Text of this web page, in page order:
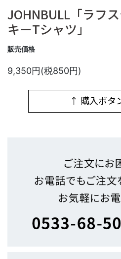
JOHNBULL「ラフ
キーTシャツ」
販売価格
9,350円(税850円)
↑ 購入ボタ